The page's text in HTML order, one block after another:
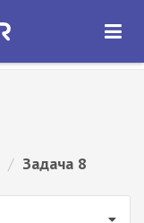
ОТКРЫТЬ
/ Задача 8